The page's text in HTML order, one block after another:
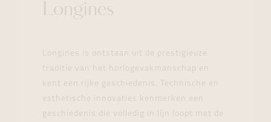
Longines
Longines is ontstaan uit de prestigieuze
traditie van het horlogevakmanschap en
kent een rijke geschiedenis. Technische en
esthetische innovaties kenmerken een
geschiedenis die volledig in lijn loopt met de